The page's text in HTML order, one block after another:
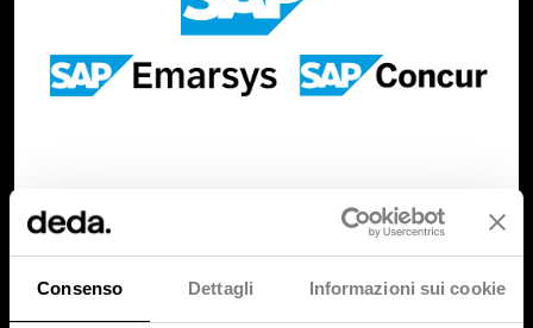
Consenso Dettagli Informazioni sui cookie